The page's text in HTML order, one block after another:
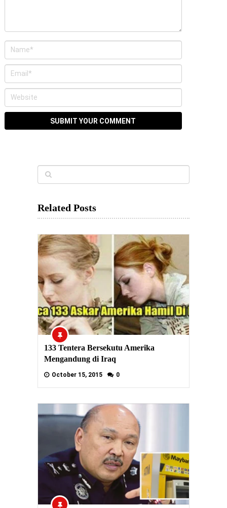
Related Posts
133 Tentera Bersekutu Amerika
Mengandung di Iraq
October 15, 2015 0